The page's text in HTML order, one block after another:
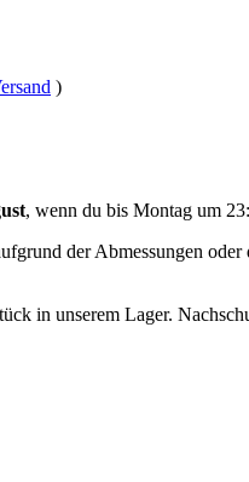
)
, wenn du bis Montag um
der Abmessungen
in unserem Lager.